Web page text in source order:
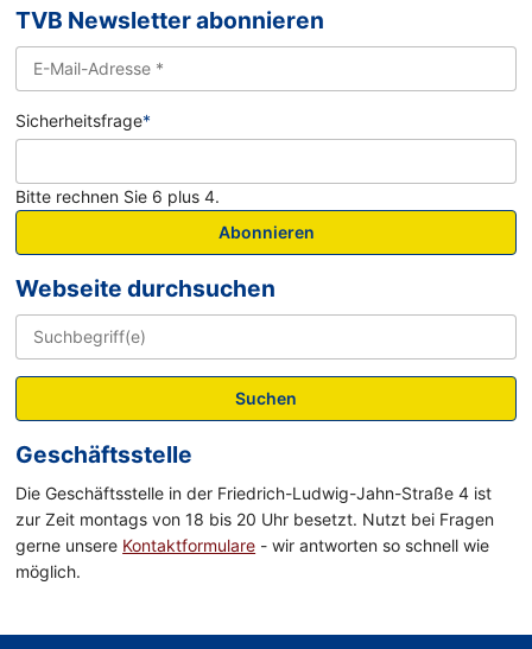
TVB Newsletter abonnieren
Sicherheitsfrage*
Bitte rechnen Sie 6 plus 4.
Abonnieren
Webseite durchsuchen
Suchen
Geschäftsstelle
Die Geschäftsstelle in der Friedrich-Ludwig-Jahn-Straße 4 ist
zur Zeit montags von 18 bis 20 Uhr besetzt. Nutzt bei Fragen
gerne unsere Kontaktformulare - wir antworten so schnell wie
möglich.